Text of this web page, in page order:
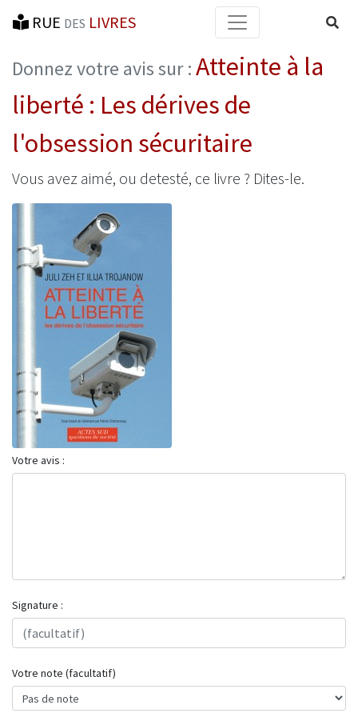
RUE DES LIVRES
Donnez votre avis sur :Atteinte à la
liberté : Les dérives de
l'obsession sécuritaire
Vous avez aimé, ou detesté, ce livre ? Dites-le.
Votre avis :
Signature :
Votre note (facultatif)